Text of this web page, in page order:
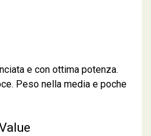
e con ottima potenza.
Peso nella media e poche